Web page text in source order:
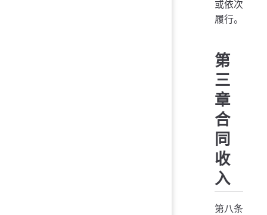
或依次
履行。
第
三
章
合
同
收
入
第八条